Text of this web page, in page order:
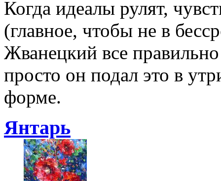
Когда идеалы рулят,
(главное, чтобы не в
Жванецкий все
просто он подал это в
форме.
Янтарь